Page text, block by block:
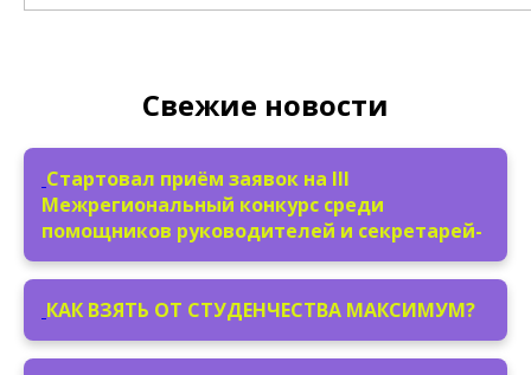
Свежие новости
Стартовал приём заявок на III
Межрегиональный конкурс среди
помощников руководителей и секретарей-
КАК ВЗЯТЬ ОТ СТУДЕНЧЕСТВА МАКСИМУМ?